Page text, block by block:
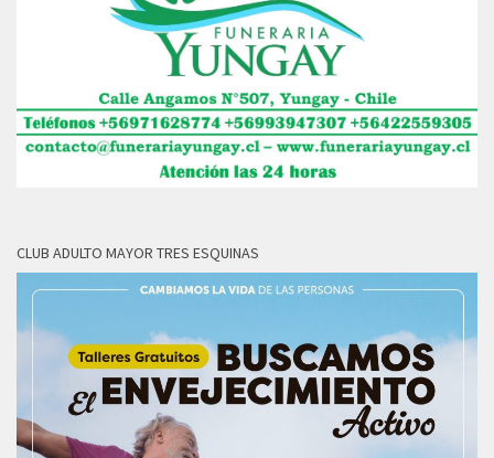
CLUB ADULTO MAYOR TRES ESQUINAS